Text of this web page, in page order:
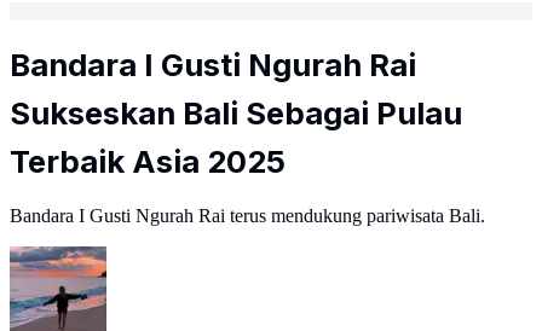
Bandara I Gusti Ngurah Rai
Sukseskan Bali Sebagai Pulau
Terbaik Asia 2025
Bandara I Gusti Ngurah Rai terus mendukung pariwisata Bali.